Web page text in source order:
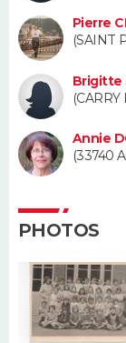
COPAINS D'AVANT
AVIS DE DÉCÈS
FORUM
Bricolage
Lifestyle
Culture
Sport
Auto
Television
Voyage
Cinema
Pierre
(SAINT
Brigitte
(CARRY
Annie
(33740
PHOTOS